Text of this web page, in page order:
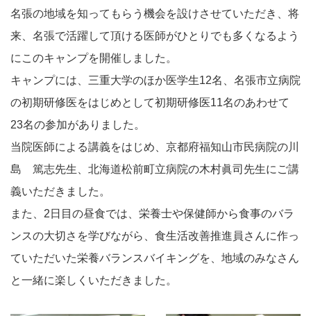
名張の地域を知ってもらう機会を設けさせていただき、将
来、名張で活躍して頂ける医師がひとりでも多くなるよう
にこのキャンプを開催しました。
キャンプには、三重大学のほか医学生12名、名張市立病院
の初期研修医をはじめとして初期研修医11名のあわせて
23名の参加がありました。
当院医師による講義をはじめ、京都府福知山市民病院の川
島 篤志先生、北海道松前町立病院の木村眞司先生にご講
義いただきました。
また、2日目の昼食では、栄養士や保健師から食事のバラ
ンスの大切さを学びながら、食生活改善推進員さんに作っ
ていただいた栄養バランスバイキングを、地域のみなさん
と一緒に楽しくいただきました。